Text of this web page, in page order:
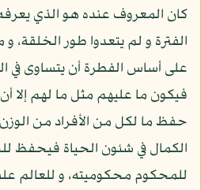
كان المعروف عنده هو الذي
الفترة و لم يتعدوا طور الخلقة،
على أساس الفطرة أن يتساوى في
فيكون ما عليهم مثل ما لهم إلا
حفظ ما لكل من الأفراد من الوزن
الكمال في شئون الحياة فيحفظ
للمحكوم محكوميته، و للعالم